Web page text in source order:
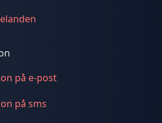
på e-post
på sms